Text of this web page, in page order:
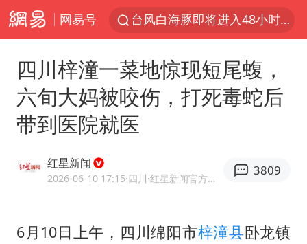
网易号
台风白海豚即将进入48小时警戒线
80后女柜员逆袭成4200亿银行副行长
感觉全东北都在等7号
女子利用漏洞0元薅走3000多件家电
多地要求领导干部带头休假
四川梓潼一菜地惊现短尾蝮，
六旬大妈被咬伤，打死毒蛇后
带到医院就医
红星新闻
2026-06-10 17:15·四川 ·红星新闻官方网易号
3809
6月10日上午，四川绵阳市梓潼县卧龙镇